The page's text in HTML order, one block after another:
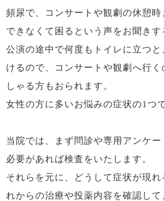
頻尿で、コンサートや観劇の休憩
できなくて困るという声をお聞きす
公演の途中で何度もトイレに立つ
けるので、コンサートや観劇へ行
しゃる方もおられます。
女性の方に多いお悩みの症状の1つ
当院では、まず問診や専用アンケー
必要があれば検査をいたします。
それらを元に、どうして症状が現れ
れからの治療や投薬内容を確認し